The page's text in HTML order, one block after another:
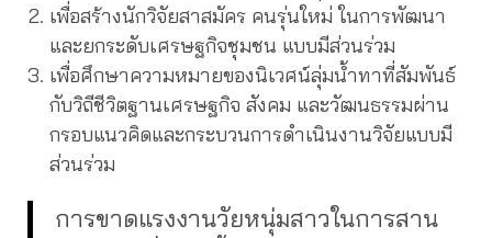
เพื่อสร้างนักวิจัยสาสมัคร คนรุ่นใหม่ ในการพัฒนา
และยกระดับเศรษฐกิจชุมชน แบบมีส่วนร่วม
เพื่อศึกษาความหมายของนิเวศน์ลุ่มน้ำทาที่สัมพันธ์
กับวิถีชีวิตฐานเศรษฐกิจ สังคม และวัฒนธรรมผ่าน
กรอบแนวคิดและกระบวนการดำเนินงานวิจัยแบบมี
ส่วนร่วม
การขาดแรงงานวัยหนุ่มสาวในการสาน